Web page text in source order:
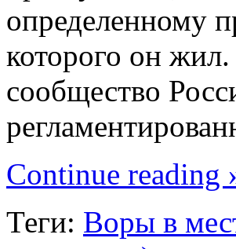
определенному
которого он жил.
сообщество
Continue reading
Теги: Воры в